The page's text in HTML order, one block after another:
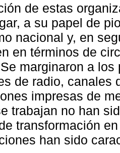
de estas
a su papel de
nacional y, en
en términos de
marginaron a
de radio, canales
impresas de
trabajan no han
transformación
han sido